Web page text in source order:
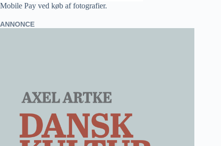
Mobile Pay ved køb af fotografier.
ANNONCE